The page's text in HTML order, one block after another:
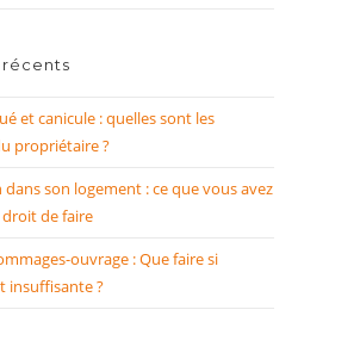
et canicule : quelles sont les
propriétaire ?
son logement : ce que vous avez
de faire
ouvrage : Que faire si
insuffisante ?